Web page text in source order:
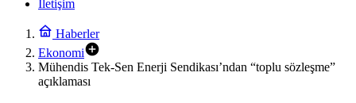
İletişim
Haberler
Ekonomi
Mühendis Tek-Sen Enerji Sendikası’ndan “toplu sözleşme”
açıklaması